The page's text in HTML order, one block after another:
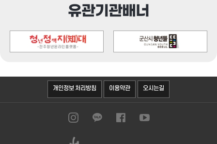
유관기관배너
개인정보 처리방침 이용약관 오시는길